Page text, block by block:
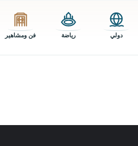
دولي رياضة فن ومشاهير